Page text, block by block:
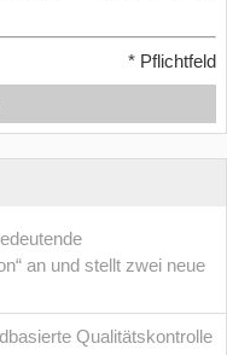
* Pflichtfeld
an und stellt zwei neue
Qualitätskontrolle